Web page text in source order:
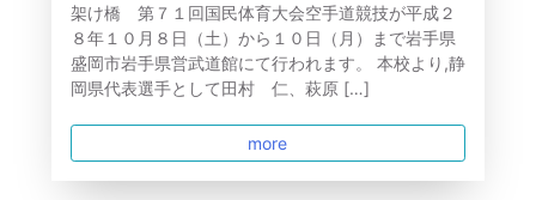
架け橋 第７１回国民体育大会空手道競技が平成２
８年１０月８日（土）から１０日（月）まで岩手県
盛岡市岩手県営武道館にて行われます。 本校より,静
岡県代表選手として田村 仁、萩原 […]
more